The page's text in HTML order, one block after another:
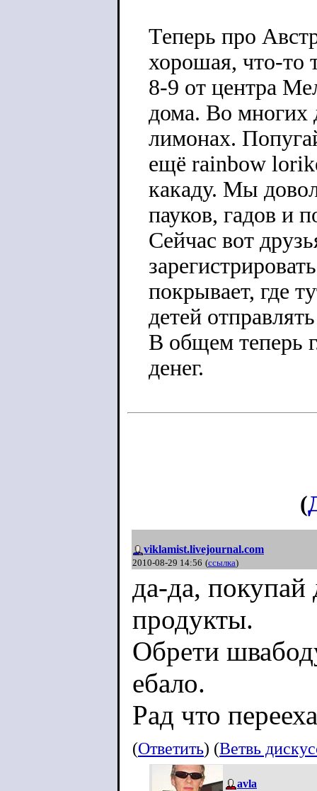
Теперь про
хорошая, что-то
8-9 от центра
дома. Во многих
лимонах.
ещё rainbow
какаду. Мы
пауков, гадов и
Сейчас вот
покрывает, где
детей
В общем теперь
денег.
(
viklamist.livejournal.com
2010-08-29 14:56 (ссылка)
да-да,
продукты.
Обрети
ебало.
Рад что
(Ответить) (Ветвь
avla